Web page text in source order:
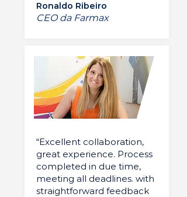
Ronaldo Ribeiro
CEO da Farmax
“Excellent collaboration,
great experience. Process
completed in due time,
meeting all deadlines. with
straightforward feedback